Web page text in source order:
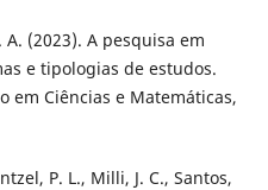
(2023). A pesquisa em
e tipologias de estudos.
em Ciências e Matemáticas,
P. L., Milli, J. C., Santos,